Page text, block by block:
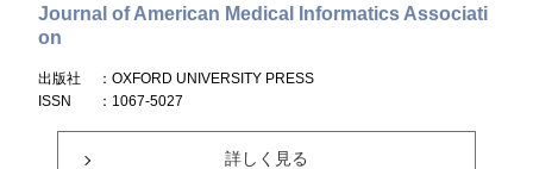
Journal of American Medical Informatics Associati
on
出版社
：OXFORD UNIVERSITY PRESS
ISSN
：1067-5027
詳しく見る